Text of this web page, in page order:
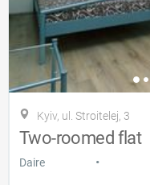
Kyiv, ul. Stroitelej, 3
Two-roomed flat
Daire •